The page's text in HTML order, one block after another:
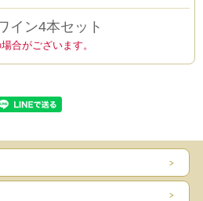
イン4本セット
合がございます。